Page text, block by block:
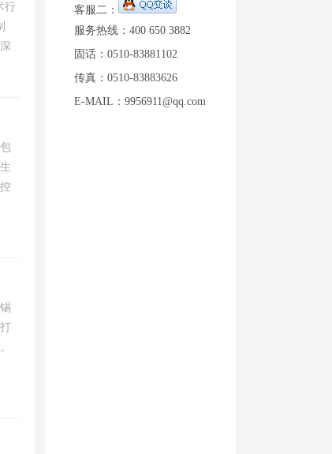
行
客服二：
服务热线：400 650 3882
固话：0510-83881102
传真：0510-83883626
E-MAIL：9956911@qq.com